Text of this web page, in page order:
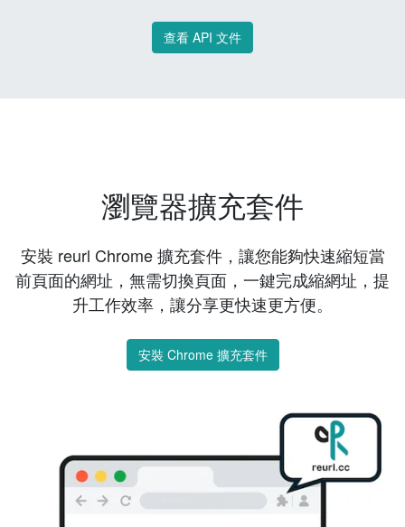
查看 API 文件
瀏覽器擴充套件
安裝 reurl Chrome 擴充套件，讓您能夠快速縮短當
前頁面的網址，無需切換頁面，一鍵完成縮網址，提
升工作效率，讓分享更快速更方便。
安裝 Chrome 擴充套件